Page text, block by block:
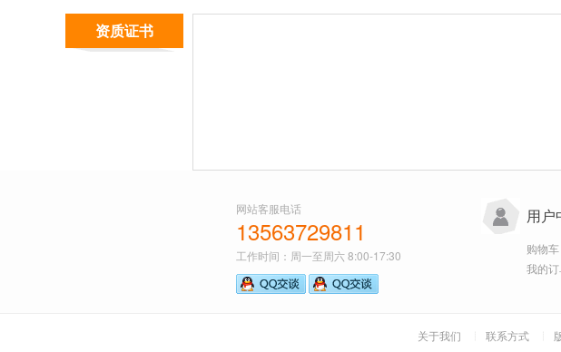
资质证书
网站客服电话
13563729811
工作时间：周一至周六 8:00-17:30
用户
购物车
我的
关于我们 联系方式